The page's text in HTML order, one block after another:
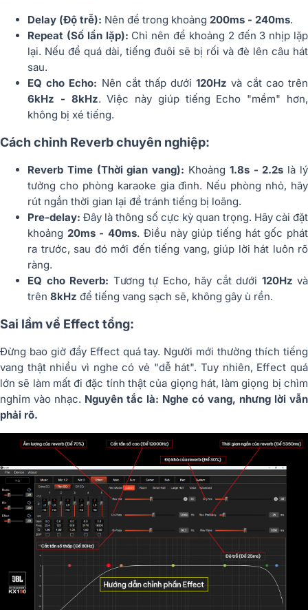
Delay (Độ trễ): Nên để trong khoảng 200ms - 240ms.
Repeat (Số lần lặp): Chỉ nên để khoảng 2 đến 3 nhịp lặp
lại. Nếu để quá dài, tiếng đuôi sẽ bị rối và đè lên câu hát
sau.
EQ cho Echo: Nên cắt thấp dưới120Hz và cắt cao trên
6kHz - 8kHz. Việc này giúp tiếng Echo "mềm" hơn,
không bị xé tiếng.
Cách chỉnh Reverb chuyên nghiệp:
Reverb Time (Thời gian vang): Khoảng 1.8s - 2.2s là lý
tưởng cho phòng karaoke gia đình. Nếu phòng nhỏ, hãy
rút ngắn thời gian lại để tránh tiếng bị loãng.
Pre-delay: Đây là thông số cực kỳ quan trọng. Hãy cài đặt
khoảng 20ms - 40ms. Điều này giúp tiếng hát gốc phát
ra trước, sau đó mới đến tiếng vang, giúp lời hát luôn rõ
ràng.
EQ cho Reverb: Tương tự Echo, hãy cắt dưới 120Hz và
trên 8kHz để tiếng vang sạch sẽ, không gây ù rền.
Sai lầm về Effect tổng:
Đừng bao giờ đẩy Effect quá tay. Người mới thường thích tiếng
vang thật nhiều vì nghe có vẻ "dễ hát". Tuy nhiên, Effect quá
lớn sẽ làm mất đi đặc tính thật của giọng hát, làm giọng bị chìm
nghỉm vào nhạc. Nguyên tắc là: Nghe có vang, nhưng lời vẫn
phải rõ.